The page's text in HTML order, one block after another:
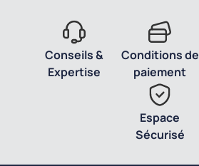
Conseils &
Expertise
Conditions de
paiement
Espace
Sécurisé